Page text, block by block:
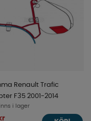
Renault Trafic
F35 2001-2014
i lager